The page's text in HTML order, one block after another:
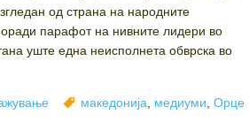
од страна на народните
парафот на нивните лидери во
уште една неисполнета обврска во
Tags
македонија медиуми ,Орце